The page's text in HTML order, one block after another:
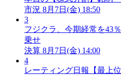
市況 8月7日(金) 18:50
3
フジクラ、今期経常を43
乗せ
決算 8月7日(金) 14:00
4
レーティング日報【最上